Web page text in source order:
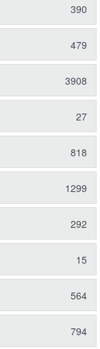
390
479
3908
27
818
1299
292
15
564
794